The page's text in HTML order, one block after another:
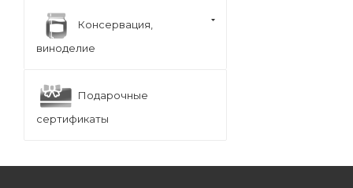
Консервация,
виноделие
Подарочные
сертификаты